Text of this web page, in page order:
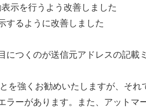
示を行うよう改善しました
するように改善しました
につくのが送信元アドレスの記載
を強くお勧めいたしますが、それ
ラーがあります。また、アットマ